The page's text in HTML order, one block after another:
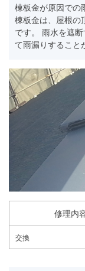
棟板金が原因での
棟板金は、屋根の
です。 雨水を遮
て雨漏りすること
修理内
交換